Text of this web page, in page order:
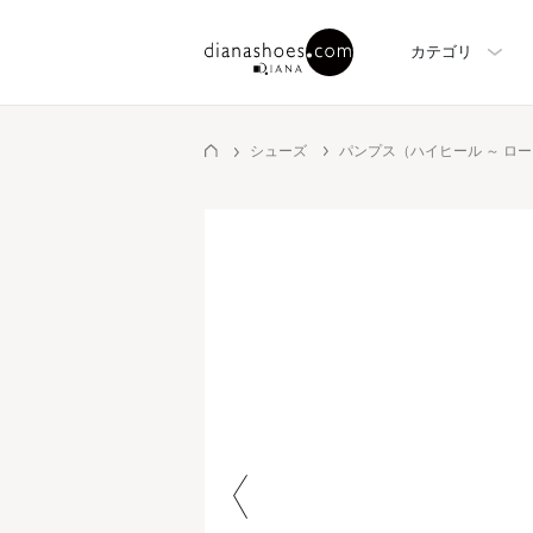
カテゴリ
シューズ パンプス（ハイヒール ～ ロ